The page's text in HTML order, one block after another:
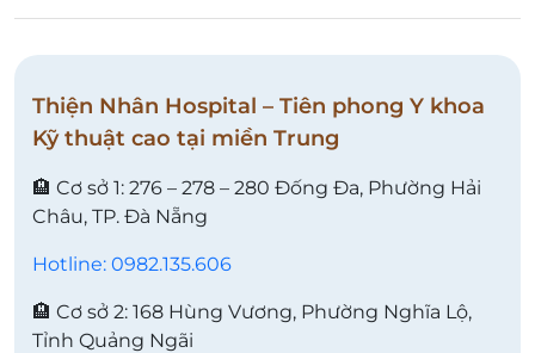
Thiện Nhân Hospital – Tiên phong Y khoa
Kỹ thuật cao tại miền Trung
🏨 Cơ sở 1: 276 – 278 – 280 Đống Đa, Phường Hải
Châu, TP. Đà Nẵng
Hotline: 0982.135.606
🏨 Cơ sở 2: 168 Hùng Vương, Phường Nghĩa Lộ,
Tỉnh Quảng Ngãi